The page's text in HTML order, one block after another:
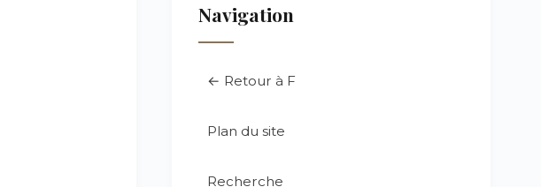
Navigation
← Retour à F
Plan du site
Recherche